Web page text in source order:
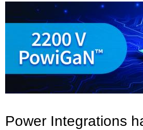
Power Integrations